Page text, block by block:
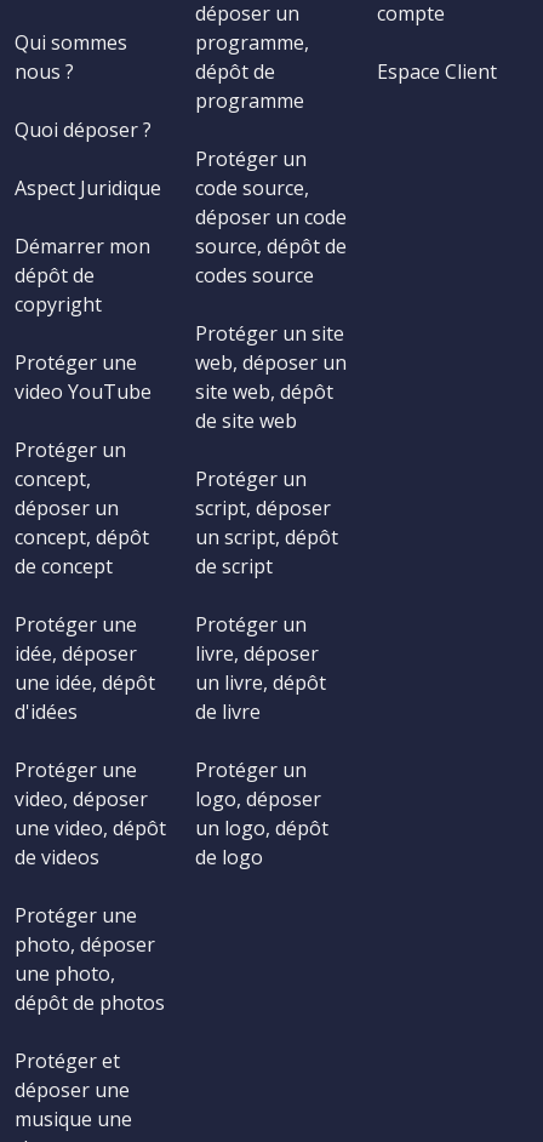
Qui sommes
nous ?
Quoi déposer ?
Aspect Juridique
Démarrer mon
dépôt de
copyright
Protéger une
video YouTube
Protéger un
concept,
déposer un
concept, dépôt
de concept
Protéger une
idée, déposer
une idée, dépôt
d'idées
Protéger une
video, déposer
une video, dépôt
de videos
Protéger une
photo, déposer
une photo,
dépôt de photos
Protéger et
déposer une
musique une
déposer un
programme,
dépôt de
programme
Protéger un
code source,
déposer un code
source, dépôt de
codes source
Protéger un site
web, déposer un
site web, dépôt
de site web
Protéger un
script, déposer
un script, dépôt
de script
Protéger un
livre, déposer
un livre, dépôt
de livre
Protéger un
logo, déposer
un logo, dépôt
de logo
compte
Espace Client